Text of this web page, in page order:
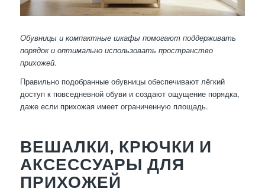
Обувницы и компактные шкафы помогают поддерживать
порядок и оптимально использовать пространство
прихожей.
Правильно подобранные обувницы обеспечивают лёгкий
доступ к повседневной обуви и создают ощущение порядка,
даже если прихожая имеет ограниченную площадь.
ВЕШАЛКИ, КРЮЧКИ И
АКСЕССУАРЫ ДЛЯ
ПРИХОЖЕЙ